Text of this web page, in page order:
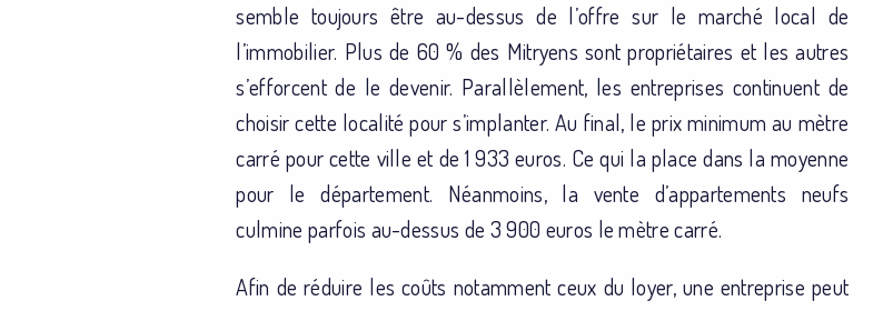
semble toujours être au-dessus de l’offre sur le marché local de
l’immobilier. Plus de 60 % des Mitryens sont propriétaires et les autres
s’efforcent de le devenir. Parallèlement, les entreprises continuent de
choisir cette localité pour s’implanter. Au final, le prix minimum au mètre
carré pour cette ville et de 1 933 euros. Ce qui la place dans la moyenne
pour le département. Néanmoins, la vente d’appartements neufs
culmine parfois au-dessus de 3 900 euros le mètre carré.
Afin de réduire les coûts notamment ceux du loyer, une entreprise peut